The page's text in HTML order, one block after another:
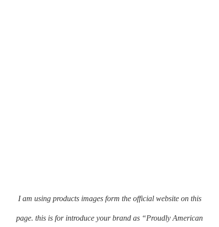
I am using products images form the official website on this
page. this is for introduce your brand as “Proudly American